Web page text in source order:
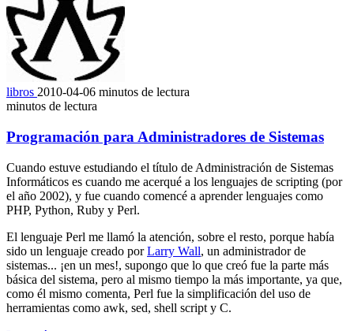
libros 2010-04-06 minutos de lectura
minutos de lectura
Programación para Administradores de Sistemas
Cuando estuve estudiando el título de Administración de Sistemas
Informáticos es cuando me acerqué a los lenguajes de scripting (por
el año 2002), y fue cuando comencé a aprender lenguajes como
PHP, Python, Ruby y Perl.
El lenguaje Perl me llamó la atención, sobre el resto, porque había
sido un lenguaje creado porLarry Wall, un administrador de
sistemas... ¡en un mes!, supongo que lo que creó fue la parte más
básica del sistema, pero al mismo tiempo la más importante, ya que,
como él mismo comenta, Perl fue la simplificación del uso de
herramientas como awk, sed, shell script y C.